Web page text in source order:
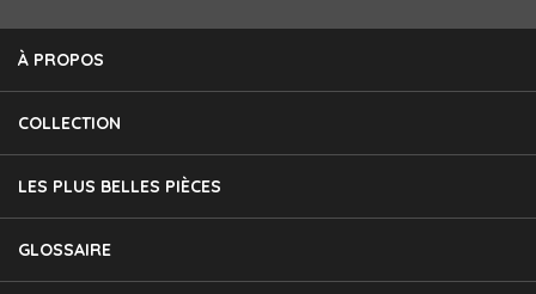
À PROPOS
COLLECTION
LES PLUS BELLES PIÈCES
GLOSSAIRE